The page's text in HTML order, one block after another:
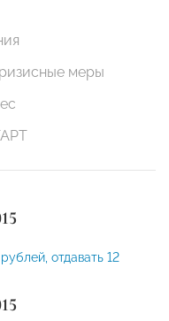
меры
отдавать 12